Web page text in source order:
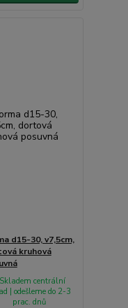
d15-30, v7,5cm,
kruhová
centrální
| odešleme do 2-3
prac. dnů